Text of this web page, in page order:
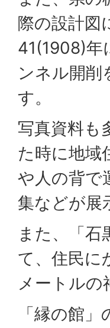
際の設計図
41(1908)年
ンネル開削
す。
写真資料も
た時に地域
や人の背で
集などが展
また、「石
て、住民に
メートルの
「縁の館